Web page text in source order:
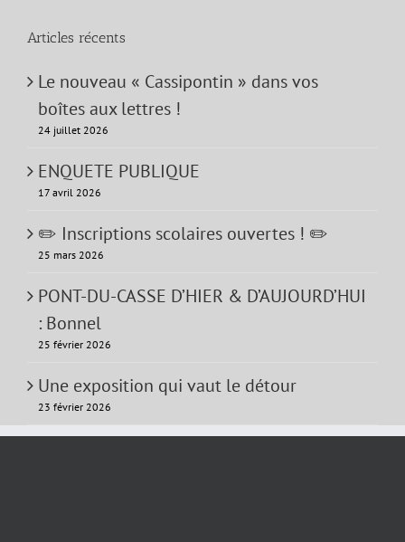
Articles récents
Le nouveau « Cassipontin » dans vos
boîtes aux lettres !
24 juillet 2026
ENQUETE PUBLIQUE
17 avril 2026
✏️ Inscriptions scolaires ouvertes ! ✏️
25 mars 2026
PONT-DU-CASSE D’HIER & D’AUJOURD’HUI
: Bonnel
25 février 2026
Une exposition qui vaut le détour
23 février 2026